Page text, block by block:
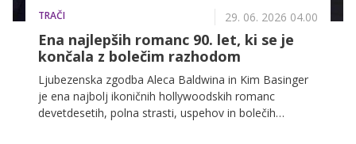
TRAČI 29. 06. 2026 04.00
Ena najlepših romanc 90. let, ki se je
končala z bolečim razhodom
Ljubezenska zgodba Aleca Baldwina in Kim Basinger
je ena najbolj ikoničnih hollywoodskih romanc
devetdesetih, polna strasti, uspehov in bolečih